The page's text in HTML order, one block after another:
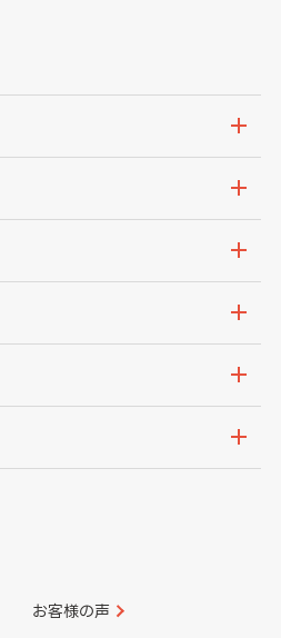
愛媛県
宮崎県
お客様の声